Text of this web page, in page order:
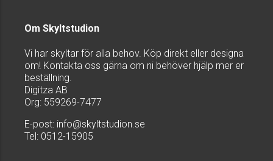
Om Skyltstudion
Vi har skyltar för alla behov. Köp direkt eller designa
om! Kontakta oss gärna om ni behöver hjälp mer er
beställning.
Digitza AB
Org: 559269-7477
E-post: info@skyltstudion.se
Tel: 0512-15905